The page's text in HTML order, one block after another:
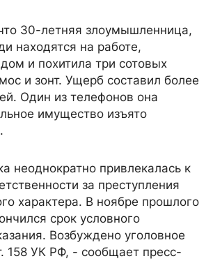
30-летняя злоумышленница,
находятся на работе,
и похитила три сотовых
и зонт. Ущерб составил более
Один из телефонов она
имущество изъято
неоднократно привлекалась к
за преступления
характера. В ноябре прошлого
срок условного
Возбуждено уголовное
158 УК РФ, - сообщает пресс-